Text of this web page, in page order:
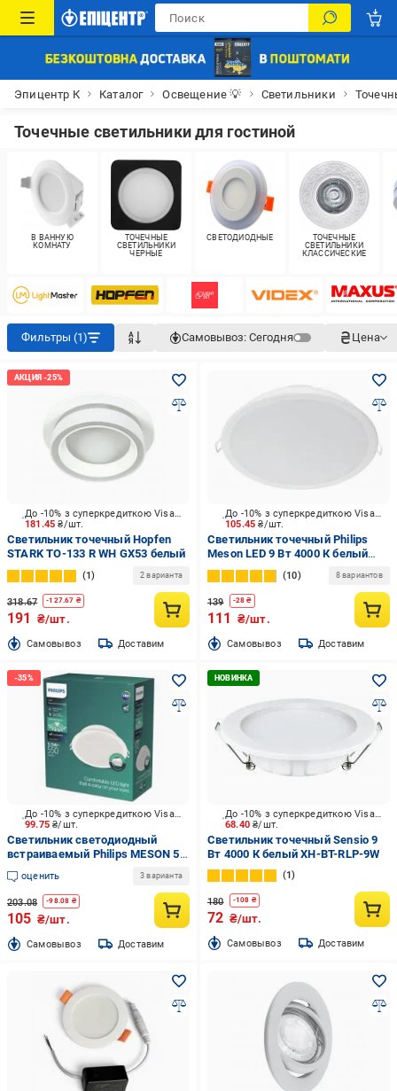
Эпицентр К Каталог Освещение 💡 Светильники
Точечные светильники для гостиной
В ВАННУЮ
КОМНАТУ
ТОЧЕЧНЫЕ
СВЕТИЛЬНИКИ
ЧЕРНЫЕ
СВЕТОДИОДНЫЕ
ТОЧЕЧНЫЕ
СВЕТИЛЬНИКИ
КЛАССИЧЕСКИЕ
Фильтры (1) Самовывоз: Сегодня Цена
181.45₴/шт.
До -10% з суперкредиткою Visa Вигода
Светильник точечный Hopfen
STARK TO-133 R WH GX53 белый
1 2 варианта
318.67 -127.67 ₴
191 ₴/шт.
Cамовывоз Доставим
105.45₴/шт.
До -10% з суперкредиткою Visa Вигода
Светильник точечный Philips
Meson LED 9 Вт 4000 К белый
915005746901
10 8 вариантов
139 -28 ₴
111 ₴/шт.
Cамовывоз Доставим
99.75₴/шт.
До -10% з суперкредиткою Visa Вигода
Светильник светодиодный
встраиваемый Philips MESON 5,5
Вт белый 929003274801
оценить 3 варианта
203.08 -98.08 ₴
105 ₴/шт.
Cамовывоз Доставим
68.40₴/шт.
До -10% з суперкредиткою Visa Вигода
Светильник точечный Sensio 9
Вт 4000 К белый XH-BT-RLP-9W
1
180 -108 ₴
72 ₴/шт.
Cамовывоз Доставим